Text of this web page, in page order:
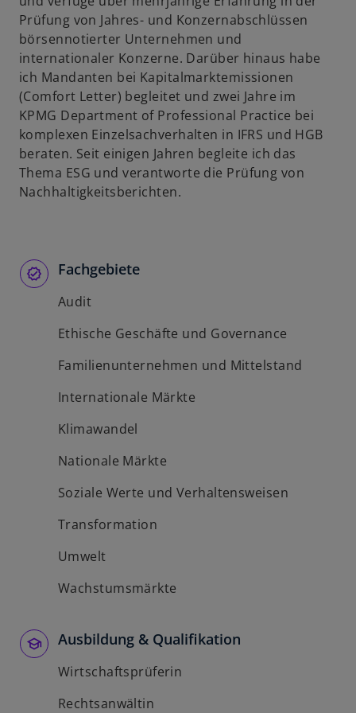
Prüfung von Jahres- und Konzernabschlüssen
börsennotierter Unternehmen und
internationaler Konzerne. Darüber hinaus habe
ich Mandanten bei Kapitalmarktemissionen
(Comfort Letter) begleitet und zwei Jahre im
KPMG Department of Professional Practice bei
komplexen Einzelsachverhalten in IFRS und HGB
beraten. Seit einigen Jahren begleite ich das
Thema ESG und verantworte die Prüfung von
Nachhaltigkeitsberichten.
Fachgebiete
Audit
Ethische Geschäfte und Governance
Familienunternehmen und Mittelstand
Internationale Märkte
Klimawandel
Nationale Märkte
Soziale Werte und Verhaltensweisen
Transformation
Umwelt
Wachstumsmärkte
Ausbildung & Qualifikation
Wirtschaftsprüferin
Rechtsanwältin